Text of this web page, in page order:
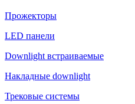
Прожекторы
LED панели
Downlight встраиваемые
Накладные downlight
Трековые системы